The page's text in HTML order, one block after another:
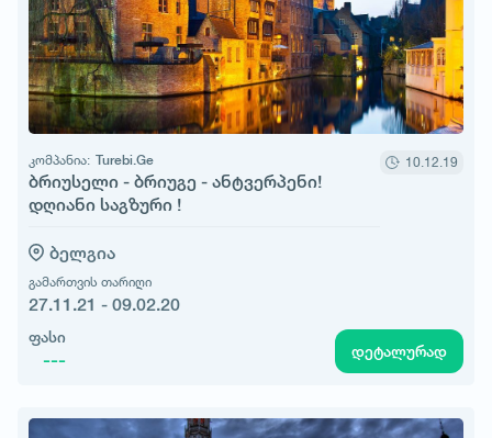
კომპანია: Turebi.Ge
ბრიუსელი - ბრიუგე - ანტვერპენი!
დღიანი საგზური !
10.12.19
ბელგია
გამართვის თარიღი
27.11.21 - 09.02.20
ფასი
--- დეტალურად